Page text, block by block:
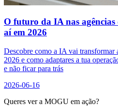
O futuro da IA nas agências
aí em 2026
Descobre como a IA vai transformar
2026 e como adaptares a tua
e não ficar para trás
2026-06-16
Queres ver a MOGU em ação?